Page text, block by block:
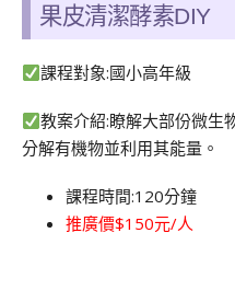
果皮清潔酵素DIY
課程對象:國小高年級
教案介紹:瞭解大部份微生
分解有機物並利用其能量。
課程時間:120分鐘
推廣價$150元/人